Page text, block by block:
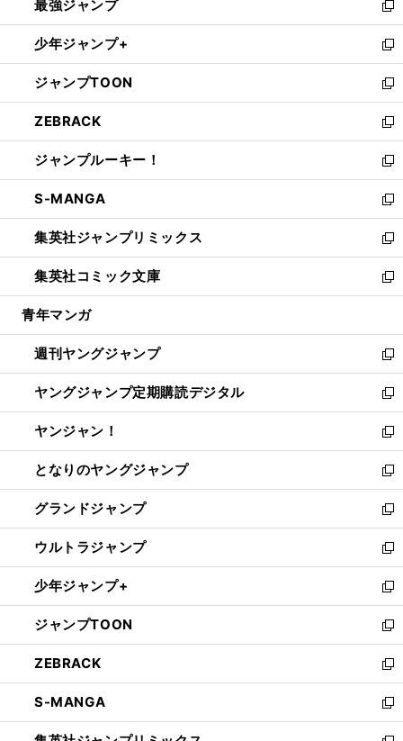
ド
ウ
で
開
く
ィ
ン
ド
ウ
で
開
く
い
ウ
ィ
ン
ド
ウ
で
開
く
最強ジャンプ
新
し
い
ウ
ィ
ン
ド
ウ
で
開
く
少年ジャンプ+
新
し
い
ウ
ィ
ン
ド
ウ
で
開
く
ジャンプTOON
新
し
い
ウ
ィ
ン
ド
ウ
で
開
く
ZEBRACK
新
し
い
ウ
ィ
ン
ド
ウ
で
開
ジャンプルーキー！
新
し
い
ウ
ィ
ン
ド
ウ
開
く
S-MANGA
新
し
い
ウ
ィ
ン
ウ
で
開
く
集英社ジャンプリミックス
新
し
い
ウ
ン
ド
ウ
で
開
く
集英社コミック文庫
新
し
ウ
ィ
ン
ド
ウ
で
開
く
青年マンガ
週刊ヤングジャンプ
新
し
い
ウ
ィ
ン
ド
ウ
で
開
く
ヤングジャンプ定期購読デジタル
新
し
い
ウ
ィ
ン
ド
ウ
で
開
く
ヤンジャン！
新
し
い
ウ
ィ
ン
ド
ウ
で
開
く
となりのヤングジャンプ
新
し
い
ウ
ィ
ン
ド
ウ
で
開
く
グランドジャンプ
新
し
い
ウ
ィ
ン
ド
ウ
で
開
く
ウルトラジャンプ
新
し
い
ウ
ィ
ン
ド
ウ
で
開
少年ジャンプ+
新
し
い
ウ
ィ
ン
ド
ウ
ジャンプTOON
新
し
い
ウ
ィ
ン
ZEBRACK
新
し
い
ウ
S-MANGA
新
し